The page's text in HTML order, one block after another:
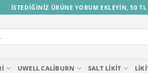
İSTEDİĞİNİZ ÜRÜNE YORUM EKLEYİN, 50
UWELL CALIBURN SALT LIKIT